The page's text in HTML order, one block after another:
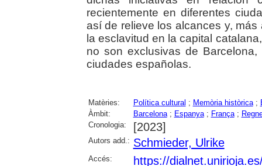
recientemente en diferentes
así de relieve los alcances y,
la esclavitud en la capital
no son exclusivas de
ciudades españolas.
Matèries: Política cultural ; Memòria històrica;
Àmbit:
Barcelona; Espanya; França;
Cronologia:
[2023]
Autors add.: Schmieder, Ulrike
Accés: https://